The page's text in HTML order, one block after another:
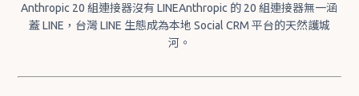
Anthropic 20 組連接器沒有 LINEAnthropic 的 20 組連接器無一涵
蓋 LINE，台灣 LINE 生態成為本地 Social CRM 平台的天然護城
河。